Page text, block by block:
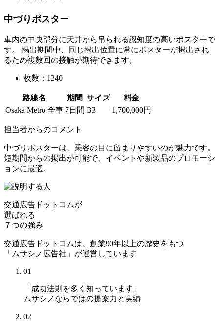
中づりポスター
車内の中央部分に天井から吊られる認知度の高いポスターで
す。 掲出期間中、同じ掲出位置に常にポスターが掲出され
るため複数回の接触が期待できます。
枚数：1240
路線名 期間 サイズ
料金
Osaka Metro 全車 7日間 B3 1,700,000円
担当者からのコメント
中づりポスターは、乗客の目に留まりやすいのが魅力です。
短期間からの掲出が可能で、イベントや新製品のプロモーシ
ョンに最適。
交通広告ドットコムが
選ばれる
７つの強み
交通広告ドットコムは、創業90年以上の歴史をもつ
「ムサシノ広告社」が運営しています
01
「成功法則を多く知っています」
ムサシノならではの提案力と実績
02